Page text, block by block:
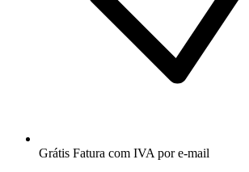
Grátis Fatura com IVA por e-mail